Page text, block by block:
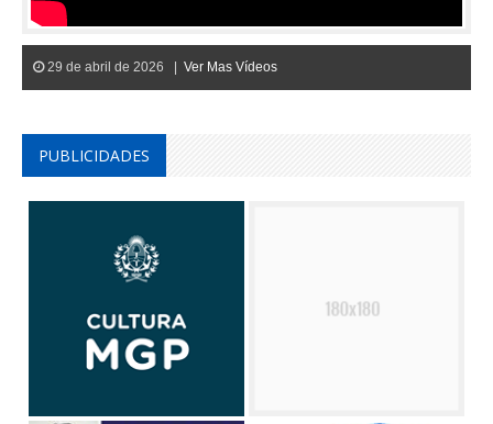
29 de abril de 2026 | Ver Mas Vídeos
PUBLICIDADES